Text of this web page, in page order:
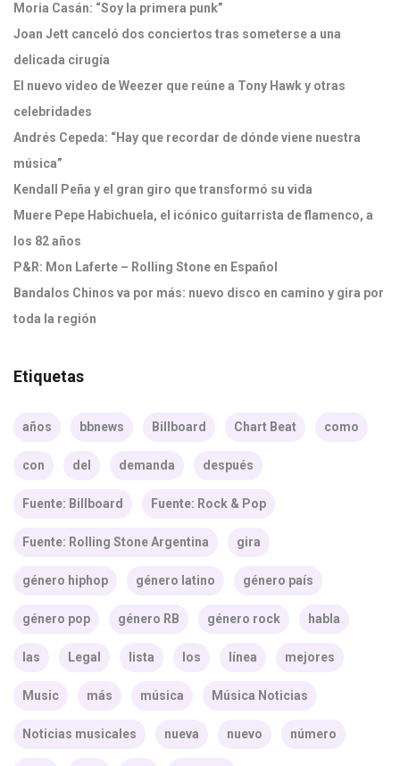
Moria Casán: “Soy la primera punk”
Joan Jett canceló dos conciertos tras someterse a una
delicada cirugía
El nuevo video de Weezer que reúne a Tony Hawk y otras
celebridades
Andrés Cepeda: “Hay que recordar de dónde viene nuestra
música”
Kendall Peña y el gran giro que transformó su vida
Muere Pepe Habichuela, el icónico guitarrista de flamenco, a
los 82 años
P&R: Mon Laferte – Rolling Stone en Español
Bandalos Chinos va por más: nuevo disco en camino y gira por
toda la región
Etiquetas
años bbnews Billboard Chart Beat como
con del demanda después
Fuente: Billboard Fuente: Rock & Pop
Fuente: Rolling Stone Argentina gira
género hiphop género latino género país
género pop género RB género rock habla
las Legal lista los línea mejores
Music más música Música Noticias
Noticias musicales nueva nuevo número